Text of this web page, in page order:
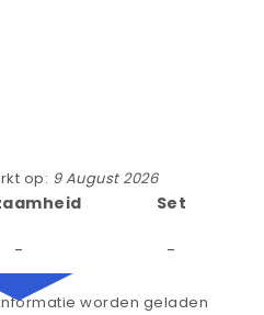
op: 9 August 2026
-
Set
-
worden geladen